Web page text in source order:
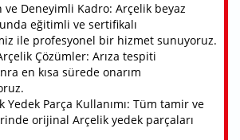
ve Deneyimli Kadro: Arçelik beyaz
eğitimli ve sertifikalı
ile profesyonel bir hizmet sunuyoruz.
Çözümler: Arıza tespiti
en kısa sürede onarım
Parça Kullanımı: Tüm tamir ve
orijinal Arçelik yedek parçaları